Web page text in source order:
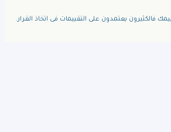
فالكثيرون يعتمدون على التقييمات فى اتخاذ القرار.